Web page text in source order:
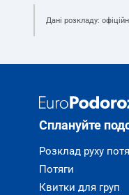
Дані розкладу:
Сплануйте
Розклад руху
Потяги
Квитки для груп